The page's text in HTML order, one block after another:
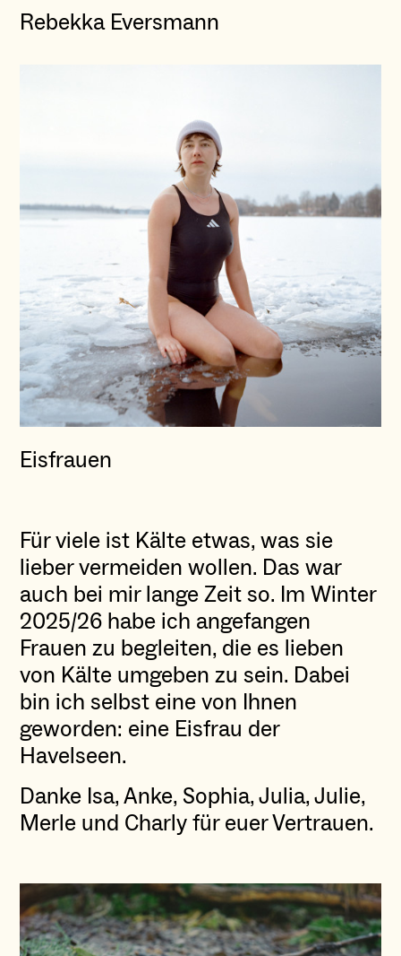
Rebekka Eversmann
Eisfrauen
Für viele ist Kälte etwas, was sie
lieber vermeiden wollen. Das war
auch bei mir lange Zeit so. Im Winter
2025/26 habe ich angefangen
Frauen zu begleiten, die es lieben
von Kälte umgeben zu sein. Dabei
bin ich selbst eine von Ihnen
geworden: eine Eisfrau der
Havelseen.
Danke Isa, Anke, Sophia, Julia, Julie,
Merle und Charly für euer Vertrauen.